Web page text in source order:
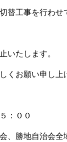
替工事を行わせ
いたします。
くお願い申し上
：００
、勝地自治会全